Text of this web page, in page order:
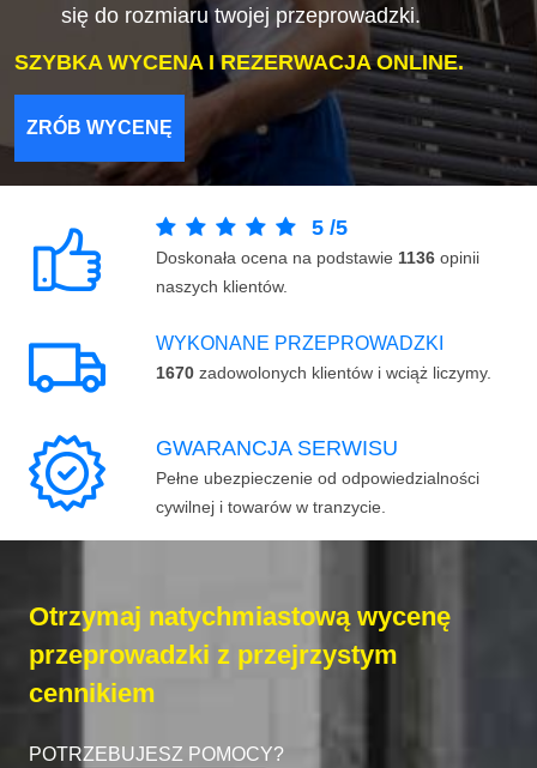
się do rozmiaru twojej przeprowadzki.
SZYBKA WYCENA I REZERWACJA ONLINE.
ZRÓB WYCENĘ
5 /5
Doskonała ocena na podstawie 1136 opinii
naszych klientów.
WYKONANE PRZEPROWADZKI
1670 zadowolonych klientów i wciąż liczymy.
GWARANCJA SERWISU
Pełne ubezpieczenie od odpowiedzialności
cywilnej i towarów w tranzycie.
Otrzymaj natychmiastową wycenę
przeprowadzki z przejrzystym
cennikiem
POTRZEBUJESZ POMOCY?